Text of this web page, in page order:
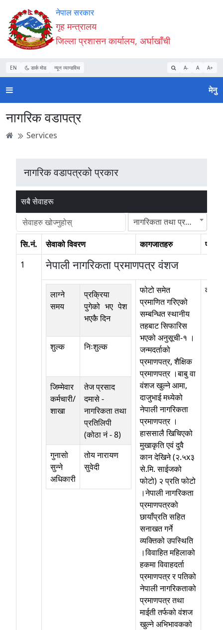
Accessibility
Mode
सुरु
गर्नुहोस्
सामाग्री
पढ्नुहाेस्
नेभिगेसन
पढ्नुहाेस्
वेबसाइट
खोजमा
जानुहोस्
नेपाल सरकार
गृह मन्त्रालय
जिल्ला प्रशासन कार्यालय, अर्घाखाँची
EN डार्क मोड न्यून व्यान्डविथ A- A A+
मेनु
नागरिक वडापत्र
Services
नागरिक वडापत्रको प्रकार
सबै सेवाहरू
नागरिकता तथा प्रतिलिपी()
सि.नं. सेवाको विवरण कागजातहरु
1
नेपाली नागरिकता प्रमाणपत्र वंशज
लाग्ने
समय
प्रक्रिया
पुगेको भए पेश
भएकै दिन
शुल्क निःशुल्क
जिम्मेवार
कर्मचारी/
शाखा
तेज प्रसाद
दमासे-
नागरिकता तथा
प्रतिलिपी
(कोठा नं - 8)
गुनासो
सुन्ने
अधिकारी
तोय नारायण
सुवेदी
फोटो समेत
प्रमाणित गरिएको
सम्बन्धित स्थानीय
तहबाट सिफारिस
भएको अनुसूची-१ ।
जन्मदर्ताको
प्रमाणपत्र, शैक्षिक
प्रमाणपत्र ।बाबु वा
वंशज खुल्ने आमा,
दाजुभाई मध्येको
नेपाली नागरिकता
प्रमाणपत्र ।
हाससालै खिचिएको
मुखाकृति एवं दुवै
कान देखिने (२.५x३
से.मि. साईजको
फोटो) २ प्रति फोटो
।नेपाली नागरिकता
प्रमाणपत्रको
छायाँप्रति सहित
सनाखत गर्ने
व्यक्तिको उपस्थिति
।विवाहित महिलाको
हकमा विवाहदर्ता
प्रमाणपत्र र पतिको
नेपाली नागरिकताको
प्रमाणपत्र तथा
माईती तर्फको वंशज
खुल्ने अभिभावकको
कोठा